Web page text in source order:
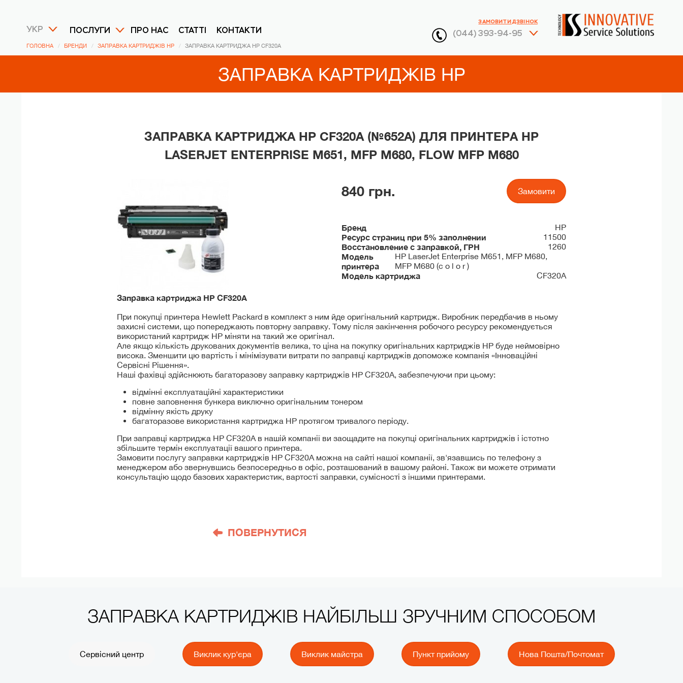
УКР ПОСЛУГИ ПРО НАС СТАТТІ КОНТАКТИ (044) 393-94-95
ЗАМОВИТИ ДЗВІНОК
ГОЛОВНА БРЕНДИ ЗАПРАВКА КАРТРИДЖІВ HP ЗАПРАВКА КАРТРИДЖА HP CF320A
ЗАПРАВКА КАРТРИДЖІВ HP
ЗАПРАВКА КАРТРИДЖА HP CF320A (№652A) ДЛЯ ПРИНТЕРА HP
LASERJET ENTERPRISE M651, MFP M680, FLOW MFP M680
840 грн. Замовити
Бренд HP
Ресурс страниц при 5% заполнении 11500
Восстановление с заправкой, ГРН 1260
Модель
принтера
HP LaserJet Enterprise M651, MFP M680,
MFP M680 (c o l o r )
Модель картриджа CF320A
Заправка картриджа HP CF320A
При покупці принтера Hewlett Packard в комплект з ним йде оригінальний картридж. Виробник передбачив в ньому
захисні системи, що попереджають повторну заправку. Тому після закінчення робочого ресурсу рекомендується
використаний картридж HP міняти на такий же оригінал.
Але якщо кількість друкованих документів велика, то ціна на покупку оригінальних картриджів HP буде неймовірно
висока. Зменшити цю вартість і мінімізувати витрати по заправці картриджів допоможе компанія «Інноваційні
Сервісні Рішення».
Наші фахівці здійснюють багаторазову заправку картриджів HP CF320A, забезпечуючи при цьому:
відмінні експлуатаційні характеристики
повне заповнення бункера виключно оригінальним тонером
відмінну якість друку
багаторазове використання картриджа HP протягом тривалого періоду.
При заправці картриджа HP CF320A в нашій компанії ви заощадите на покупці оригінальних картриджів і істотно
збільшите термін експлуатації вашого принтера.
Замовити послугу заправки картриджів HP CF320A можна на сайті нашої компанії, зв'язавшись по телефону з
менеджером або звернувшись безпосередньо в офіс, розташований в вашому районі. Також ви можете отримати
консультацію щодо базових характеристик, вартості заправки, сумісності з іншими принтерами.
ПОВЕРНУТИСЯ
ЗАПРАВКА КАРТРИДЖІВ НАЙБІЛЬШ ЗРУЧНИМ СПОСОБОМ
Сервісний центр Виклик кур'єра Виклик майстра Пункт прийому Нова Пошта/Почтомат